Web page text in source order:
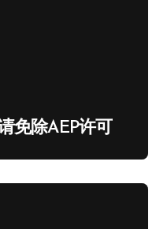
免除AEP许可